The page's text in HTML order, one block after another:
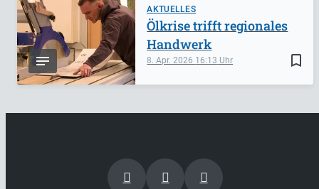
AKTUELLES
bookmark_border
8. Apr. 2026 16:13
Ölkrise trifft regionales
Handwerk